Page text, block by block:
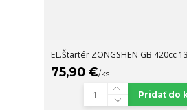
EL.Štartér ZONGSHEN GB 420cc
75,90 €/ks
Pridať do